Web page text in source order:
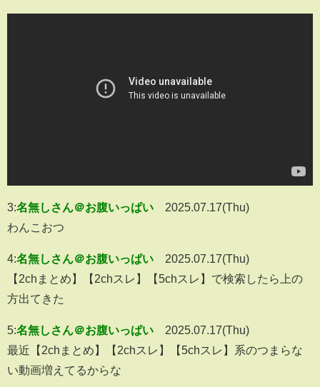
3:名無しさん＠お腹いっぱい
2025.07.17(Thu)
わんこおつ
4:名無しさん＠お腹いっぱい
2025.07.17(Thu)
【2chまとめ】【2chスレ】【5chスレ】で検索したら上の
方出てきた
5:名無しさん＠お腹いっぱい
2025.07.17(Thu)
最近【2chまとめ】【2chスレ】【5chスレ】系のつまらな
い動画増えてるからな